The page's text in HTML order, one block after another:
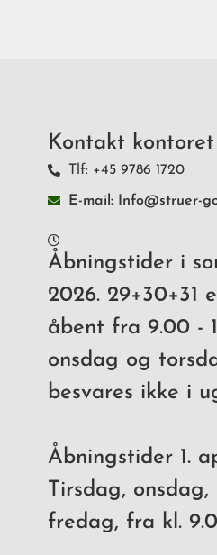
Kontakt kontoret
Tlf: +45 9786 1720
E-mail: Info@struer-
Åbningstider i
2026. 29+30+31
åbent fra 9.00 -
onsdag og
besvares ikke i
Åbningstider 1.
Tirsdag,
fredag, fra kl.